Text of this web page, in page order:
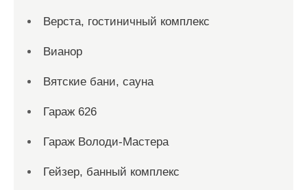
Верста, гостиничный комплекс
Вианор
Вятские бани, сауна
Гараж 626
Гараж Володи-Мастера
Гейзер, банный комплекс